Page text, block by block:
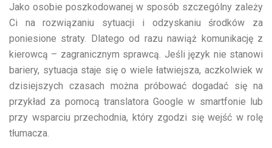
Jako osobie poszkodowanej w sposób szczególny zależy
Ci na rozwiązaniu sytuacji i odzyskaniu środków za
poniesione straty. Dlatego od razu nawiąż komunikację z
kierowcą – zagranicznym sprawcą. Jeśli język nie stanowi
bariery, sytuacja staje się o wiele łatwiejsza, aczkolwiek w
dzisiejszych czasach można próbować dogadać się na
przykład za pomocą translatora Google w smartfonie lub
przy wsparciu przechodnia, który zgodzi się wejść w rolę
tłumacza.